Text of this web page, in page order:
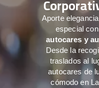
Aporte
especial
autocares y
Desde la
traslados al
autocares de
cómodo en